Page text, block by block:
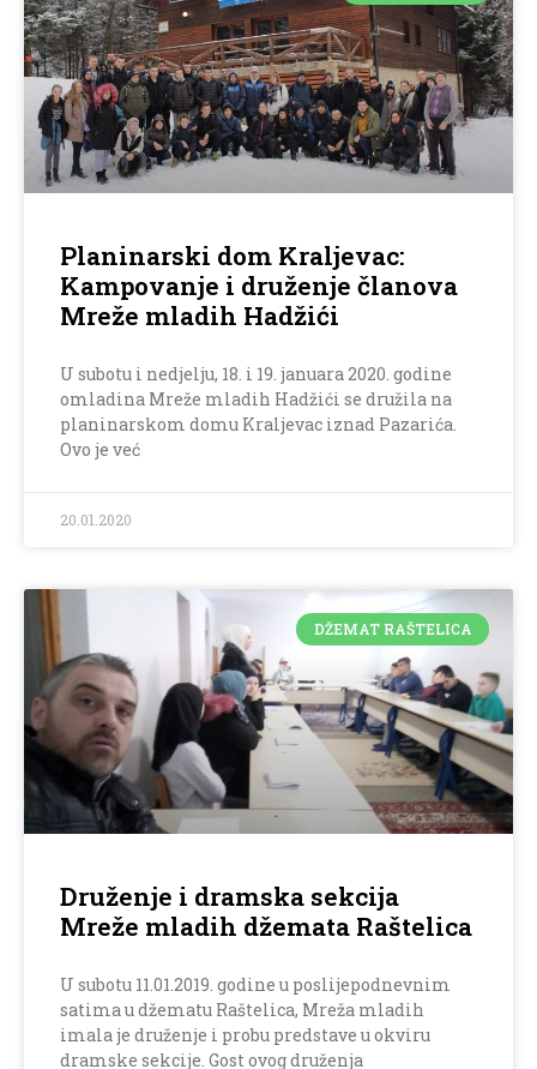
Planinarski dom Kraljevac:
Kampovanje i druženje članova
Mreže mladih Hadžići
U subotu i nedjelju, 18. i 19. januara 2020. godine
omladina Mreže mladih Hadžići se družila na
planinarskom domu Kraljevac iznad Pazarića.
Ovo je već
20.01.2020
DŽEMAT RAŠTELICA
Druženje i dramska sekcija
Mreže mladih džemata Raštelica
U subotu 11.01.2019. godine u poslijepodnevnim
satima u džematu Raštelica, Mreža mladih
imala je druženje i probu predstave u okviru
dramske sekcije. Gost ovog druženja